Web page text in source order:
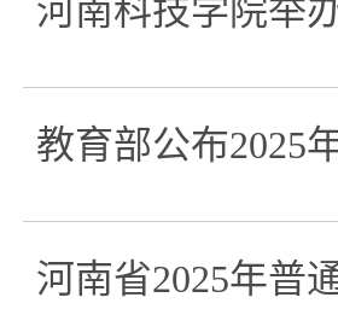
河南科技学院举
教育部公布2025
河南省2025年普